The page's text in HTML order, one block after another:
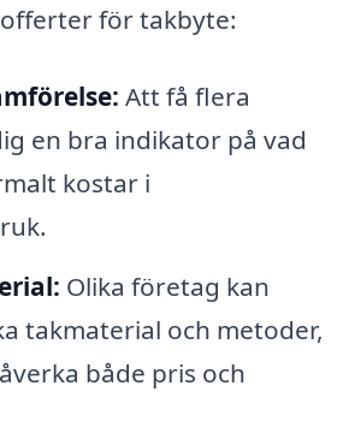
för takbyte:
Att få flera
en bra indikator på vad
kostar i
Olika företag kan
takmaterial och metoder,
både pris och